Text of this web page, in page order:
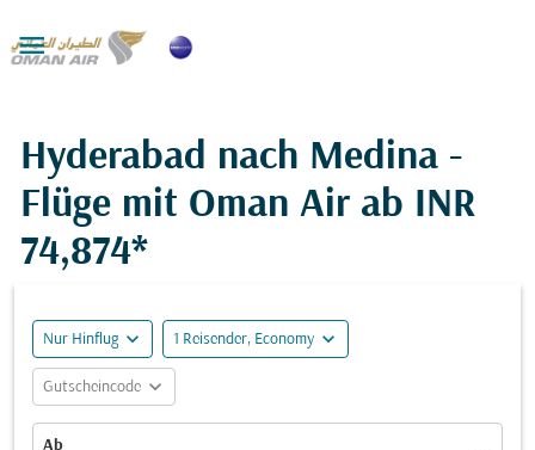

Hyderabad nach Medina -
Flüge mit Oman Air ab INR
74,874*
Nur Hinflug expand_more 1 Reisender, Economy expand_more
Gutscheincode expand_more
Ab